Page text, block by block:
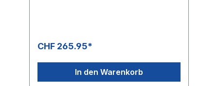
CHF 265.95*
In den Warenkorb